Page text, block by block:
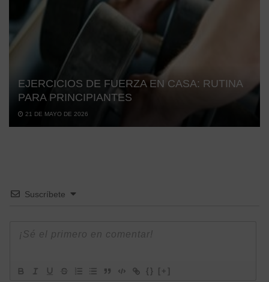
EJERCICIOS DE FUERZA EN CASA: RUTINA
PARA PRINCIPIANTES
21 DE MAYO DE 2026
Suscríbete
{} [+]